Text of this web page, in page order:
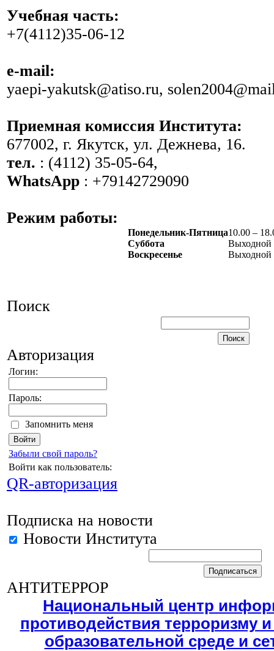
Учебная часть:
+7(4112)35-06-12
e-mail:
yaepi-yakutsk@atiso.ru,
Приемная комиссия Института:
677002, г. Якутск, ул. Дежнева, 16.
тел. : (4112) 35-05-64,
WhatsApp : +79142729090
Режим работы:
Понедельник-Пятница10.00 –
Суббота
Выходной
Воскресенье
Выходной
Поиск
Авторизация
Логин:
Пароль:
Запомнить меня
Забыли свой пароль?
Войти как пользователь:
QR-авторизация
Подписка на новости
Новости Института
АНТИТЕРРОР
Национальный центр
противодействия терроризму
образовательной среде и